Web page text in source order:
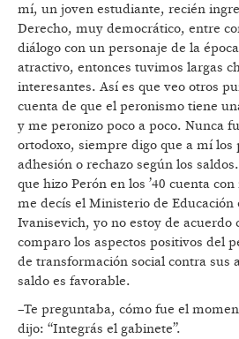
mí, un joven estudiante, recién
Derecho, muy democrático, entre
diálogo con un personaje de la
atractivo, entonces tuvimos largas
interesantes. Así es que veo otros
cuenta de que el peronismo tiene
y me peronizo poco a poco. Nunca
ortodoxo, siempre digo que a mí los
adhesión o rechazo según los
que hizo Perón en los ’40 cuenta
me decís el Ministerio de Educación
Ivanisevich, yo no estoy de acuerdo
comparo los aspectos positivos del
de transformación social contra sus
saldo es favorable.
–Te preguntaba, cómo fue el
dijo: “Integrás el gabinete”.